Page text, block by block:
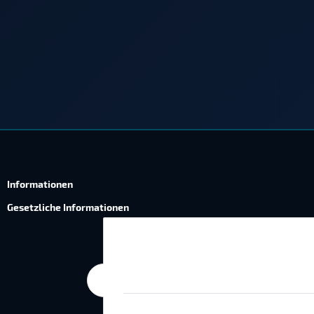
Informationen
Gesetzliche Informationen